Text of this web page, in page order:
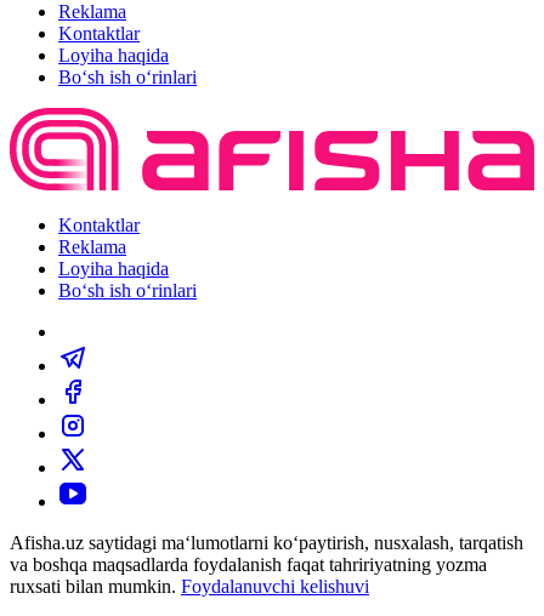
Reklama
Kontaktlar
Loyiha haqida
Bo‘sh ish o‘rinlari
Kontaktlar
Reklama
Loyiha haqida
Bo‘sh ish o‘rinlari
Afisha.uz saytidagi ma‘lumotlarni ko‘paytirish, nusxalash, tarqatish
va boshqa maqsadlarda foydalanish faqat tahririyatning yozma
ruxsati bilan mumkin. Foydalanuvchi kelishuvi